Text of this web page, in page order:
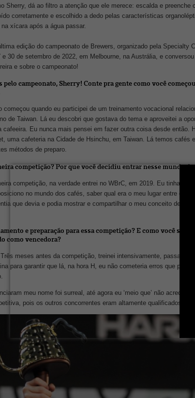
Sherry, dá ao filtro a atenção que ele merece: escalda e preenche
corretamente e escolhido a dedo pelas características
xícara após a água passar.
edição do campeonato de Brewers, organizado pela Specialty
e 30 de setembro de 2022, em Melbourne, na Austrália, e
e sobre o campeonato!
campeonato, Sherry! Conte pra gente como você
começou quando eu participei de um treinamento vocacional
de Taiwan. Lá eu descobri que gostava do tema e aproveitei a
cafeeira. Eu nunca mais pensei em fazer outra coisa desde então.
uma cafeteria na Cidade de Hsinchu, em Taiwan. Lá temos cafés
métodos de preparo.
competição? Por que você decidiu entrar nesse mundo
competição, na verdade entrei no WBrC, em 2019. Eu tinha
no mundo dos cafés, saber qual era o meu lugar entre os
que devia e podia mostrar e compartilhar o meu conceito de
e preparação para essa competição? E como você se
como vencedora?
meses antes da competição, treinei intensivamente, passando
para garantir que lá, na hora H, eu não cometeria erros que
meu nome foi surreal, até agora eu ‘meio que’ não acredito
pois os outros concorrentes eram altamente qualificados.